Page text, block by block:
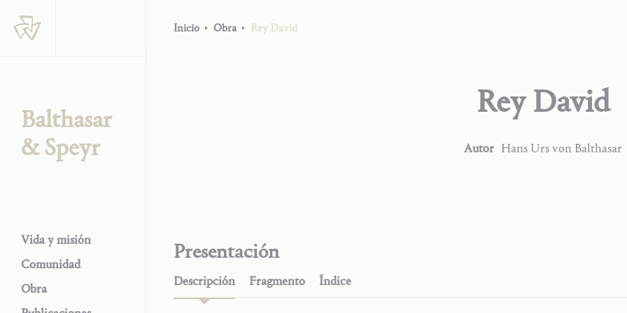
Balthasar
& Speyr
Vida y misión
Comunidad
Obra
Inicio Obra Rey David
Rey David
Autor Hans Ursvon Balthasar
Presentación
Descripción Fragmento Índice